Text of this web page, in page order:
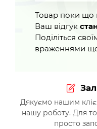
Товар поки що
Ваш відгук
Поділіться
враженнями
Дякуємо нашим
нашу роботу. Для
просто